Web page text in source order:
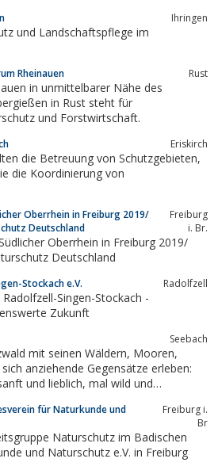
Ihringen
Rheinauen Rust
in unmittelbarer Nähe des
in Rust steht für
Naturschutz und Forstwirtschaft.
Eriskirch
die Betreuung von Schutzgebieten,
die Koordinierung von
Oberrhein in Freiburg 2019/
Deutschland
Freiburg
i. Br.
Oberrhein in Freiburg 2019/
Deutschland
Stockach e.V. Radolfzell
Singen-Stockach -
Zukunft
Seebach
seinen Wäldern, Mooren,
anziehende Gegensätze erleben:
lieblich, mal wild und
natur/
für Naturkunde und
Freiburg i.
Br
Naturschutz im Badischen
und Naturschutz e.V. in Freiburg